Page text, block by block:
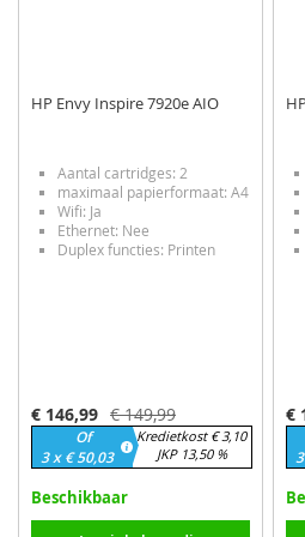
HP Envy Inspire 7920e AIO
Aantal cartridges: 2
maximaal papierformaat: A4
Wifi: Ja
Ethernet: Nee
Duplex functies: Printen
Speciale
prijs
€ 146,99 € 149,99
Of
3 x € 50,03
Kredietkost € 3,10
JKP 13,50 %
Beschikbaar
€